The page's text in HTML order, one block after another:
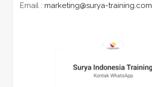
Email : marketing@surya-training.com